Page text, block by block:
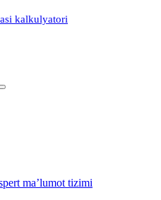
kalkulyatori
ma’lumot tizimi